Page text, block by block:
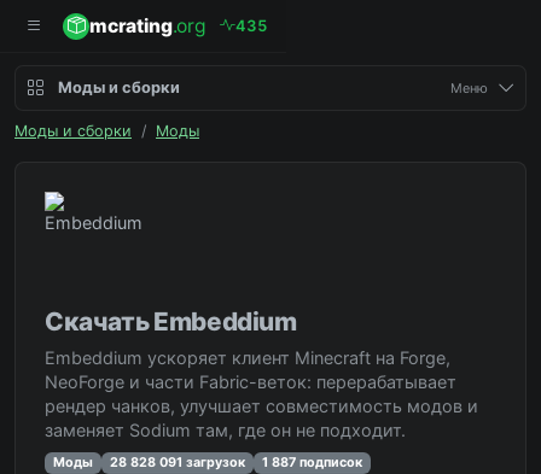
mcrating.org 435
Моды и сборки Меню
Моды и сборки / Моды
Скачать Embeddium
Embeddium ускоряет клиент Minecraft на Forge,
NeoForge и части Fabric-веток: перерабатывает
рендер чанков, улучшает совместимость модов и
заменяет Sodium там, где он не подходит.
Моды 28 828 091 загрузок 1 887 подписок